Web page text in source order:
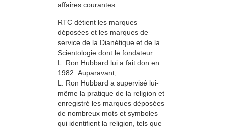
affaires courantes.
RTC détient les marques
déposées et les marques de
service de la Dianétique et de la
Scientologie dont le fondateur
L. Ron Hubbard lui a fait don en
1982. Auparavant,
L. Ron Hubbard a supervisé lui-
même la pratique de la religion et
enregistré les marques déposées
de nombreux mots et symboles
qui identifient la religion, tels que